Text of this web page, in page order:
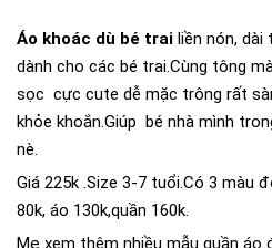
Áo khoác dù bé trai liền nón, dài
dành cho các bé trai.Cùng tông
sọc cực cute dễ mặc trông rất
khỏe khoắn.Giúp bé nhà mình
nè.
Giá 225k .Size 3-7 tuổi.Có 3 màu
80k, áo 130k,quần 160k.
Mẹ xem thêm nhiều mẫu quần áo